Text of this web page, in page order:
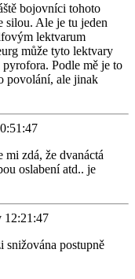
bojovníci tohoto
silou. Ale je tu jeden
lektvarum
může tyto lektvary
Podle mě je to
povolání, ale jinak
mi zdá, že dvanáctá
oslabení atd.. je
12:21:47
snižována postupně